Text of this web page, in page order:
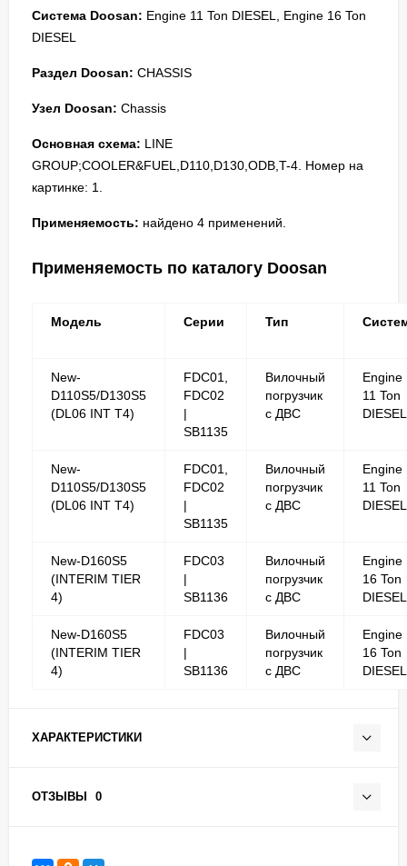
Система Doosan: Engine 11 Ton DIESEL, Engine 16 Ton
DIESEL
Раздел Doosan: CHASSIS
Узел Doosan: Chassis
Основная схема: LINE
GROUP;COOLER&FUEL,D110,D130,ODB,T-4. Номер на
картинке: 1.
Применяемость: найдено 4 применений.
Применяемость по каталогу Doosan
Модель Серии Тип
New-
D110S5/D130S5
(DL06 INT T4)
FDC01,
FDC02
|
SB1135
Вилочный
погрузчик
с ДВС
Engine
11 Ton
DIESEL
New-
D110S5/D130S5
(DL06 INT T4)
FDC01,
FDC02
|
SB1135
Вилочный
погрузчик
с ДВС
Engine
11 Ton
DIESEL
New-D160S5
(INTERIM TIER
4)
FDC03
|
SB1136
Вилочный
погрузчик
с ДВС
Engine
16 Ton
DIESEL
New-D160S5
(INTERIM TIER
4)
FDC03
|
SB1136
Вилочный
погрузчик
с ДВС
Engine
16 Ton
DIESEL
ХАРАКТЕРИСТИКИ
ОТЗЫВЫ 0